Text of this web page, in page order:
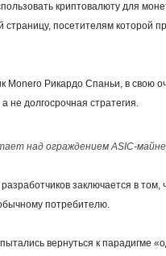
криптовалюту для
посетителям которой
Monero Рикардо Спаньи, в свою
не долгосрочная стратегия.
над ограждением ASIC-
заключается в
потребителю.
вернуться к парадигме